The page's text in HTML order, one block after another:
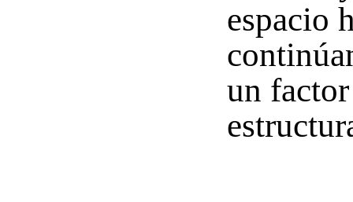
espacio
un